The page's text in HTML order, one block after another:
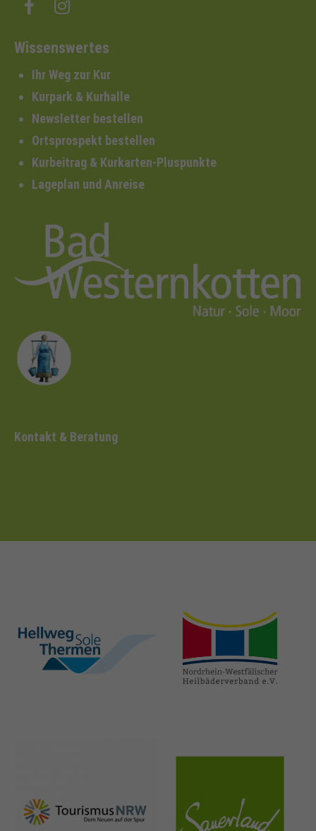
Wissenswertes
Ihr Weg zur Kur
Kurpark & Kurhalle
Newsletter bestellen
Ortsprospekt bestellen
Kurbeitrag & Kurkarten-Pluspunkte
Lageplan und Anreise
Kontakt & Beratung
hellweg-sole-
thermen.de
heilbaeder.de
nrw-
tourismus.de
sauerland.co
m